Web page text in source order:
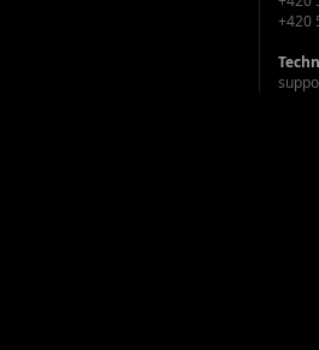
+420